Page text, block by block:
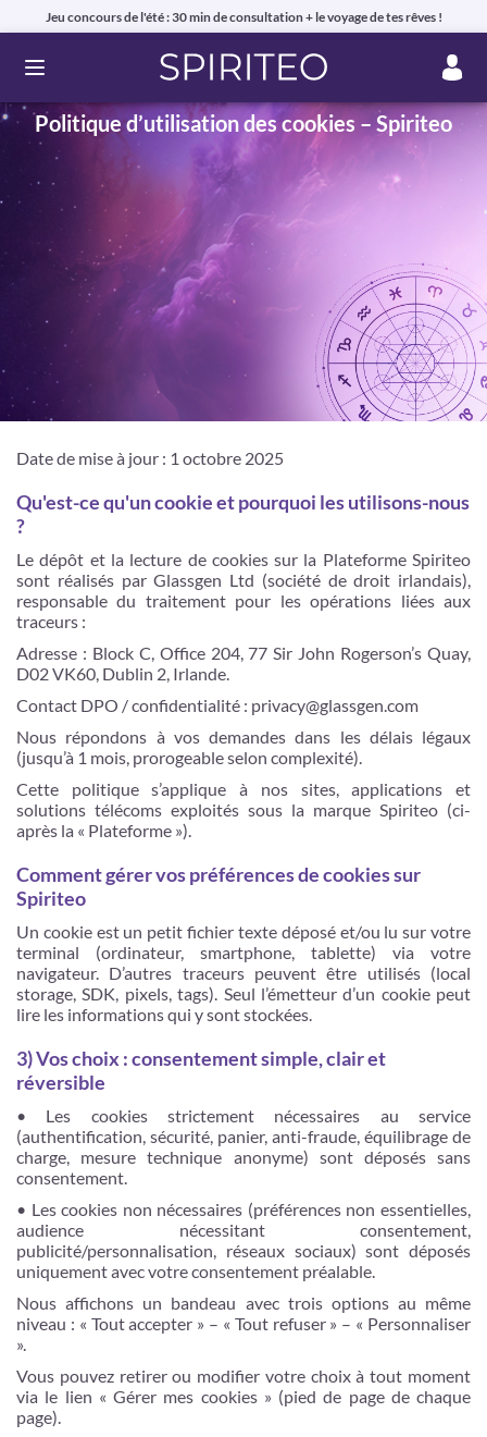
Jeu concours de l'été : 30 min de consultation + le voyage de tes rêves !
Ouvrir le menu
Politique d’utilisation des cookies – Spiriteo
Date de mise à jour : 1 octobre 2025
Qu'est-ce qu'un cookie et pourquoi les utilisons-nous
?
Le dépôt et la lecture de cookies sur la Plateforme Spiriteo
sont réalisés par Glassgen Ltd (société de droit irlandais),
responsable du traitement pour les opérations liées aux
traceurs :
Adresse : Block C, Office 204, 77 Sir John Rogerson’s Quay,
D02 VK60, Dublin 2, Irlande.
Contact DPO / confidentialité : privacy@glassgen.com
Nous répondons à vos demandes dans les délais légaux
(jusqu’à 1 mois, prorogeable selon complexité).
Cette politique s’applique à nos sites, applications et
solutions télécoms exploités sous la marque Spiriteo (ci-
après la « Plateforme »).
Comment gérer vos préférences de cookies sur
Spiriteo
Un cookie est un petit fichier texte déposé et/ou lu sur votre
terminal (ordinateur, smartphone, tablette) via votre
navigateur. D’autres traceurs peuvent être utilisés (local
storage, SDK, pixels, tags). Seul l’émetteur d’un cookie peut
lire les informations qui y sont stockées.
3) Vos choix : consentement simple, clair et
réversible
• Les cookies strictement nécessaires au service
(authentification, sécurité, panier, anti-fraude, équilibrage de
charge, mesure technique anonyme) sont déposés sans
consentement.
• Les cookies non nécessaires (préférences non essentielles,
audience nécessitant consentement,
publicité/personnalisation, réseaux sociaux) sont déposés
uniquement avec votre consentement préalable.
Nous affichons un bandeau avec trois options au même
niveau : « Tout accepter » – « Tout refuser » – « Personnaliser
».
Vous pouvez retirer ou modifier votre choix à tout moment
via le lien « Gérer mes cookies » (pied de page de chaque
page).